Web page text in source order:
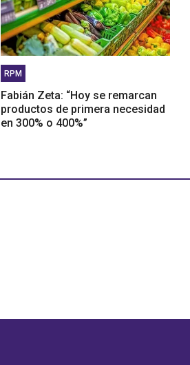
RPM
Fabián Zeta: “Hoy se remarcan
productos de primera necesidad
en 300% o 400%”